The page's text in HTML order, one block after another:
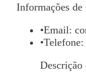
Informações de
•Email:
•
Descrição